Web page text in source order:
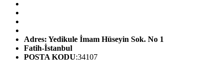
Adres: Yedikule İmam Hüseyin Sok. No 1
Fatih-İstanbul
POSTA KODU:34107